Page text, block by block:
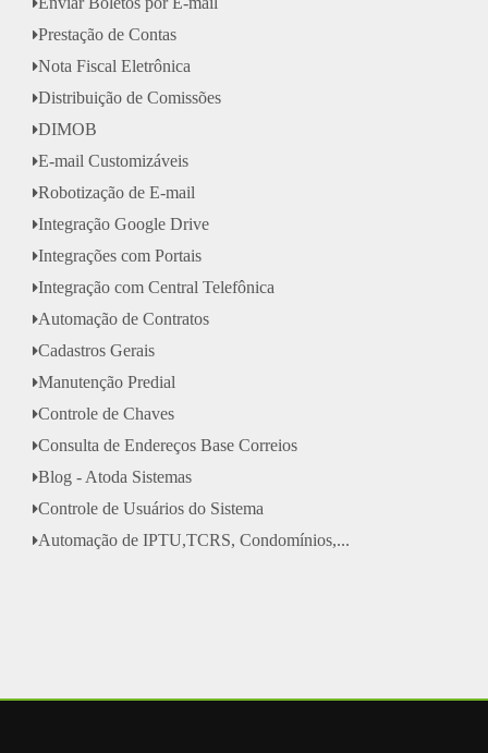
Prestação de Contas
Nota Fiscal Eletrônica
Distribuição de Comissões
DIMOB
E-mail Customizáveis
Robotização de E-mail
Integração Google Drive
Integrações com Portais
Integração com Central Telefônica
Automação de Contratos
Cadastros Gerais
Manutenção Predial
Controle de Chaves
Consulta de Endereços Base Correios
Blog - Atoda Sistemas
Controle de Usuários do Sistema
Automação de IPTU,TCRS, Condomínios,...